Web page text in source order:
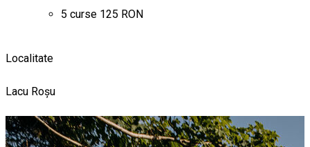
5 curse 125 RON
Localitate
Lacu Roșu